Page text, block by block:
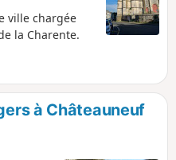
ville chargée
la Charente.
à Châteauneuf